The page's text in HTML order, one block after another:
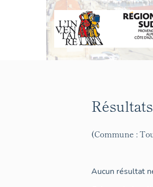
(Commune :
Aucun résultat